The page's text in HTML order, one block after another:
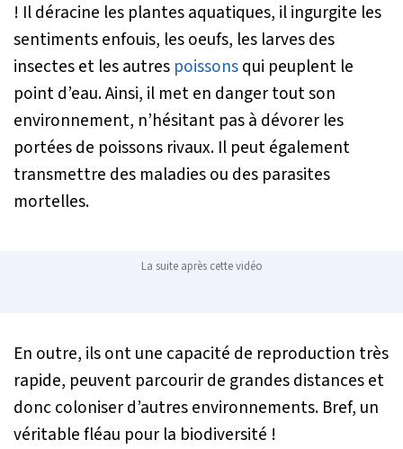
! Il déracine les plantes aquatiques, il ingurgite les
sentiments enfouis, les oeufs, les larves des
insectes et les autres poissonsqui peuplent le
point d’eau. Ainsi, il met en danger tout son
environnement, n’hésitant pas à dévorer les
portées de poissons rivaux. Il peut également
transmettre des maladies ou des parasites
mortelles.
La suite après cette vidéo
En outre, ils ont une capacité de reproduction très
rapide, peuvent parcourir de grandes distances et
donc coloniser d’autres environnements. Bref, un
véritable fléau pour la biodiversité !